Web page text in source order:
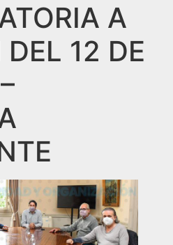
A
12 DE